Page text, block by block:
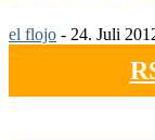
el flojo - 24. Juli